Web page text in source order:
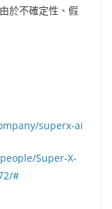
於不確定性、假
superx-ai
Super-X-
#